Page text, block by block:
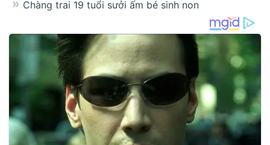
Chàng trai 19 tuổi sưởi ấm bé sinh non